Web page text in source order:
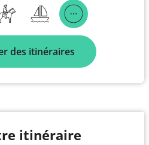
des itinéraires
itinéraire